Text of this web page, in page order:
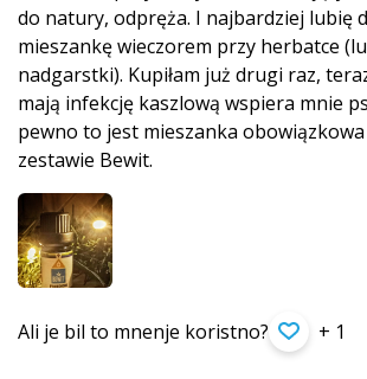
do natury, odpręża. I najbardziej lubię
mieszankę wieczorem przy herbatce
nadgarstki). Kupiłam już drugi raz,
mają infekcję kaszlową wspiera mnie
pewno to jest mieszanka obowiązkowa
zestawie Bewit.
Ali je bil to mnenje koristno? + 1